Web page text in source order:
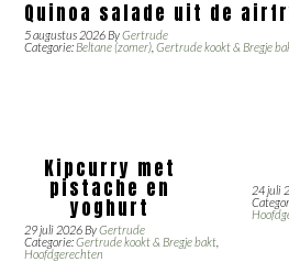
Quinoa salade uit de
5 augustus 2026ByGertrude
Categorie: Beltane (zomer) ,Gertrude kookt & Bregje
Kipcurry met
pistache en
yoghurt
29 juli 2026ByGertrude
Categorie:Gertrude kookt & Bregje bakt
Hoofdgerechten
24 juli